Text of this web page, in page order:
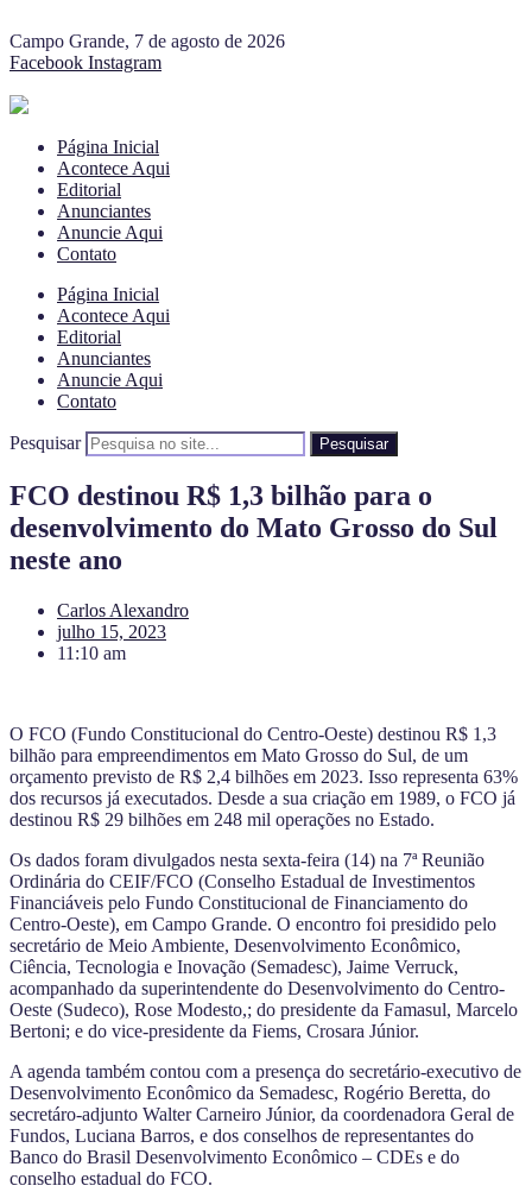
Campo Grande, 7 de agosto de 2026
Facebook Instagram
Página Inicial
Acontece Aqui
Editorial
Anunciantes
Anuncie Aqui
Contato
Página Inicial
Acontece Aqui
Editorial
Anunciantes
Anuncie Aqui
Contato
Pesquisar Pesquisar
FCO destinou R$ 1,3 bilhão para o
desenvolvimento do Mato Grosso do Sul
neste ano
Carlos Alexandro
julho 15, 2023
11:10 am
O FCO (Fundo Constitucional do Centro-Oeste) destinou R$ 1,3
bilhão para empreendimentos em Mato Grosso do Sul, de um
orçamento previsto de R$ 2,4 bilhões em 2023. Isso representa 63%
dos recursos já executados. Desde a sua criação em 1989, o FCO já
destinou R$ 29 bilhões em 248 mil operações no Estado.
Os dados foram divulgados nesta sexta-feira (14) na 7ª Reunião
Ordinária do CEIF/FCO (Conselho Estadual de Investimentos
Financiáveis pelo Fundo Constitucional de Financiamento do
Centro-Oeste), em Campo Grande. O encontro foi presidido pelo
secretário de Meio Ambiente, Desenvolvimento Econômico,
Ciência, Tecnologia e Inovação (Semadesc), Jaime Verruck,
acompanhado da superintendente do Desenvolvimento do Centro-
Oeste (Sudeco), Rose Modesto,; do presidente da Famasul, Marcelo
Bertoni; e do vice-presidente da Fiems, Crosara Júnior.
A agenda também contou com a presença do secretário-executivo de
Desenvolvimento Econômico da Semadesc, Rogério Beretta, do
secretáro-adjunto Walter Carneiro Júnior, da coordenadora Geral de
Fundos, Luciana Barros, e dos conselhos de representantes do
Banco do Brasil Desenvolvimento Econômico – CDEs e do
conselho estadual do FCO.